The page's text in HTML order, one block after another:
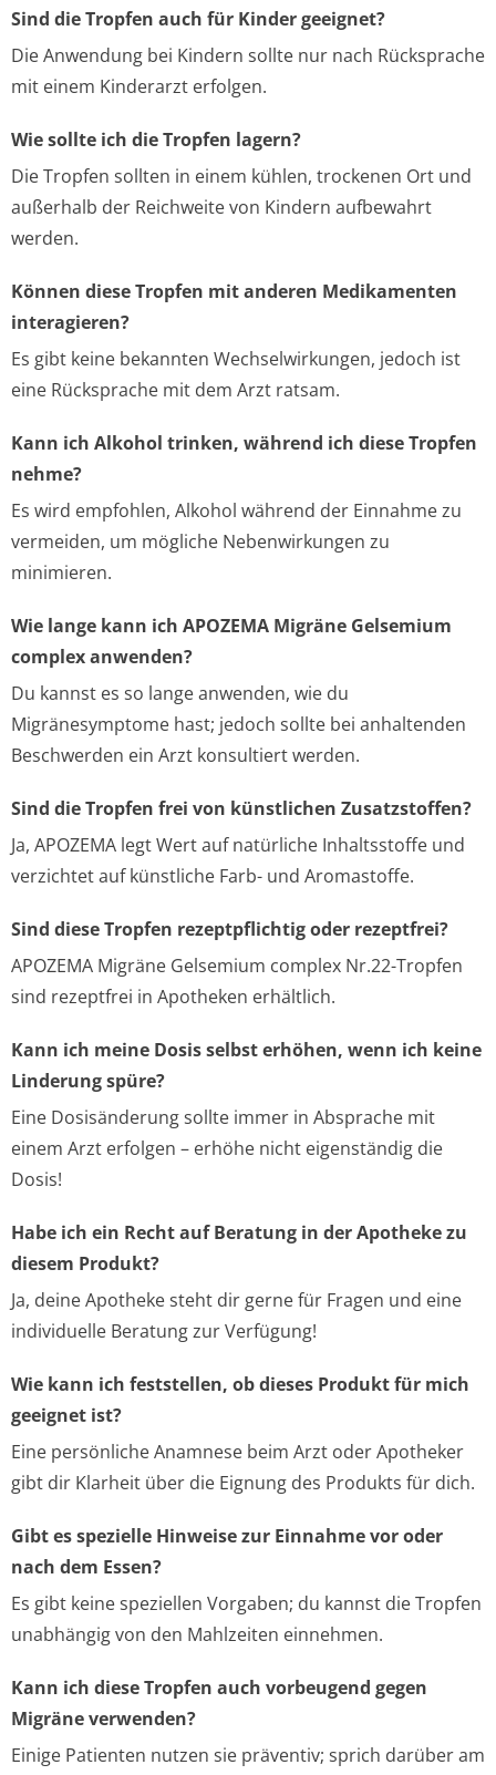
Sind die Tropfen auch für Kinder geeignet?
Die Anwendung bei Kindern sollte nur nach Rücksprache
mit einem Kinderarzt erfolgen.
Wie sollte ich die Tropfen lagern?
Die Tropfen sollten in einem kühlen, trockenen Ort und
außerhalb der Reichweite von Kindern aufbewahrt
werden.
Können diese Tropfen mit anderen Medikamenten
interagieren?
Es gibt keine bekannten Wechselwirkungen, jedoch ist
eine Rücksprache mit dem Arzt ratsam.
Kann ich Alkohol trinken, während ich diese Tropfen
nehme?
Es wird empfohlen, Alkohol während der Einnahme zu
vermeiden, um mögliche Nebenwirkungen zu
minimieren.
Wie lange kann ich APOZEMA Migräne Gelsemium
complex anwenden?
Du kannst es so lange anwenden, wie du
Migränesymptome hast; jedoch sollte bei anhaltenden
Beschwerden ein Arzt konsultiert werden.
Sind die Tropfen frei von künstlichen Zusatzstoffen?
Ja, APOZEMA legt Wert auf natürliche Inhaltsstoffe und
verzichtet auf künstliche Farb- und Aromastoffe.
Sind diese Tropfen rezeptpflichtig oder rezeptfrei?
APOZEMA Migräne Gelsemium complex Nr.22-Tropfen
sind rezeptfrei in Apotheken erhältlich.
Kann ich meine Dosis selbst erhöhen, wenn ich keine
Linderung spüre?
Eine Dosisänderung sollte immer in Absprache mit
einem Arzt erfolgen – erhöhe nicht eigenständig die
Dosis!
Habe ich ein Recht auf Beratung in der Apotheke zu
diesem Produkt?
Ja, deine Apotheke steht dir gerne für Fragen und eine
individuelle Beratung zur Verfügung!
Wie kann ich feststellen, ob dieses Produkt für mich
geeignet ist?
Eine persönliche Anamnese beim Arzt oder Apotheker
gibt dir Klarheit über die Eignung des Produkts für dich.
Gibt es spezielle Hinweise zur Einnahme vor oder
nach dem Essen?
Es gibt keine speziellen Vorgaben; du kannst die Tropfen
unabhängig von den Mahlzeiten einnehmen.
Kann ich diese Tropfen auch vorbeugend gegen
Migräne verwenden?
Einige Patienten nutzen sie präventiv; sprich darüber am